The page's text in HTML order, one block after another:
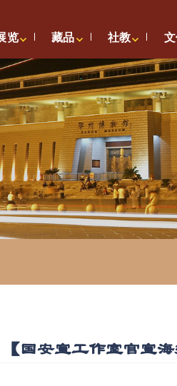
览 藏品 社教
国安宣工作室官宣海